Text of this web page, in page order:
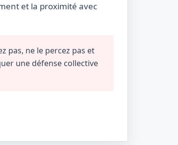
et la proximité avec
pas, ne le percez pas et
une défense collective